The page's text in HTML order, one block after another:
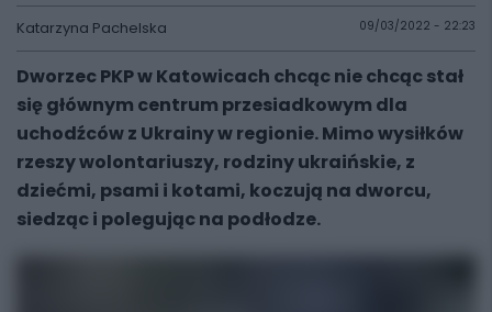
Katarzyna Pachelska 09/03/2022 - 22:23
Dworzec PKP w Katowicach chcąc nie chcąc stał
się głównym centrum przesiadkowym dla
uchodźców z Ukrainy w regionie. Mimo wysiłków
rzeszy wolontariuszy, rodziny ukraińskie, z
dziećmi, psami i kotami, koczują na dworcu,
siedząc i polegując na podłodze.